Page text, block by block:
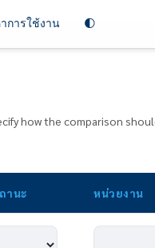
การใช้งาน 🌓
how the comparison
านะ หน่วยงาน